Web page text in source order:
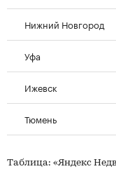
Нижний Новгород
Уфа
Ижевск
Тюмень
Таблица: «Яндекс